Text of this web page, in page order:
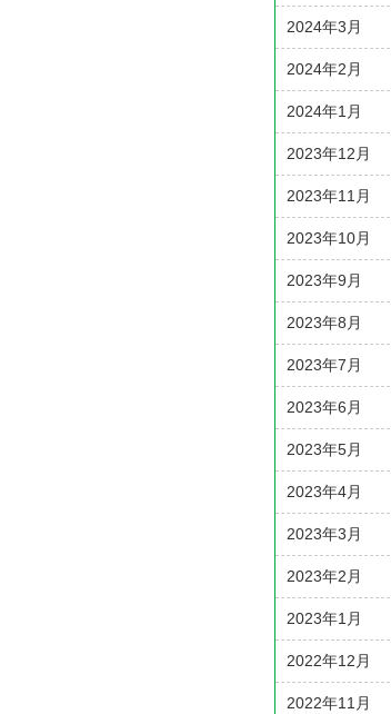
2024年3月
2024年2月
2024年1月
2023年12月
2023年11月
2023年10月
2023年9月
2023年8月
2023年7月
2023年6月
2023年5月
2023年4月
2023年3月
2023年2月
2023年1月
2022年12月
2022年11月